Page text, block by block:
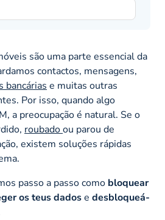
são uma parte essencial da
contactos, mensagens,
bancárias e muitas outras
Por isso, quando algo
a preocupação é natural. Se o
roubadoou parou de
existem soluções rápidas
passo a passo como bloquear
os teus dadose desbloqueá-